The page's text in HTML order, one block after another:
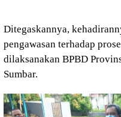
Ditegaskannya,
pengawasan terhadap
dilaksanakan BPBD
Sumbar.